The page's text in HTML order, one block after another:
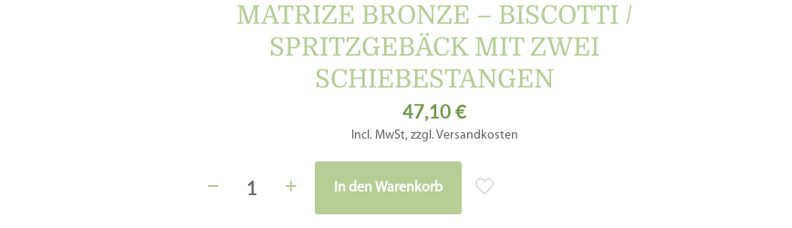
MATRIZE BRONZE – BISCOTTI /
SPRITZGEBÄCK MIT ZWEI
SCHIEBESTANGEN
47,10€
Incl. MwSt, zzgl. Versandkosten
In den Warenkorb